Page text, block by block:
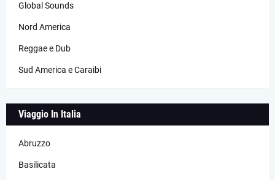
Global Sounds
Nord America
Reggae e Dub
Sud America e Caraibi
Viaggio In Italia
Abruzzo
Basilicata